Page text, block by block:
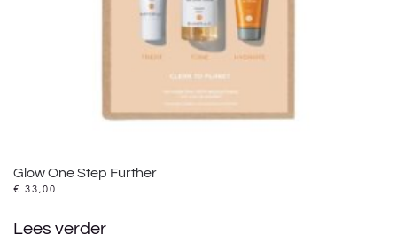
Glow One Step Further
€ 33,00
Lees verder